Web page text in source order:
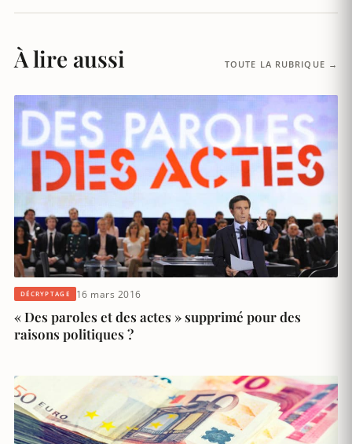
À lire aussi TOUTE LA RUBRIQUE →
DÉCRYPTAGE 16 mars 2016
« Des paroles et des actes » supprimé pour des
raisons politiques ?